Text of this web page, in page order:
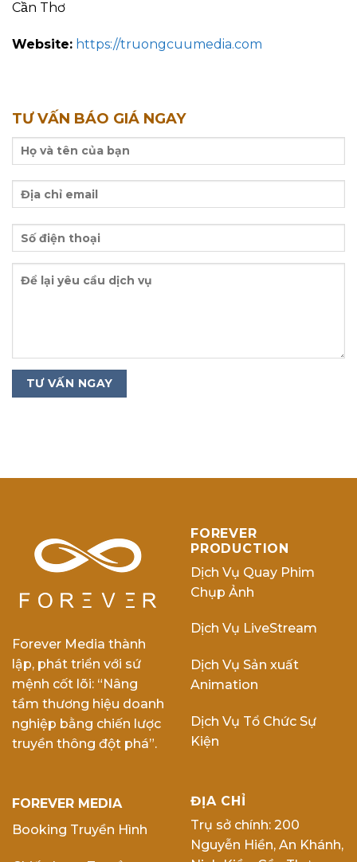
Cần Thơ
Website: https://truongcuumedia.com
TƯ VẤN BÁO GIÁ NGAY
Forever Media thành
lập, phát triển với sứ
mệnh cốt lõi: “Nâng
tầm thương hiệu doanh
nghiệp bằng chiến lược
truyền thông đột phá”.
FOREVER
PRODUCTION
Dịch Vụ Quay Phim
Chụp Ảnh
Dịch Vụ LiveStream
Dịch Vụ Sản xuất
Animation
Dịch Vụ Tổ Chức Sự
Kiện
FOREVER MEDIA
Booking Truyền Hình
ĐỊA CHỈ
Trụ sở chính: 200
Nguyễn Hiền, An Khánh,